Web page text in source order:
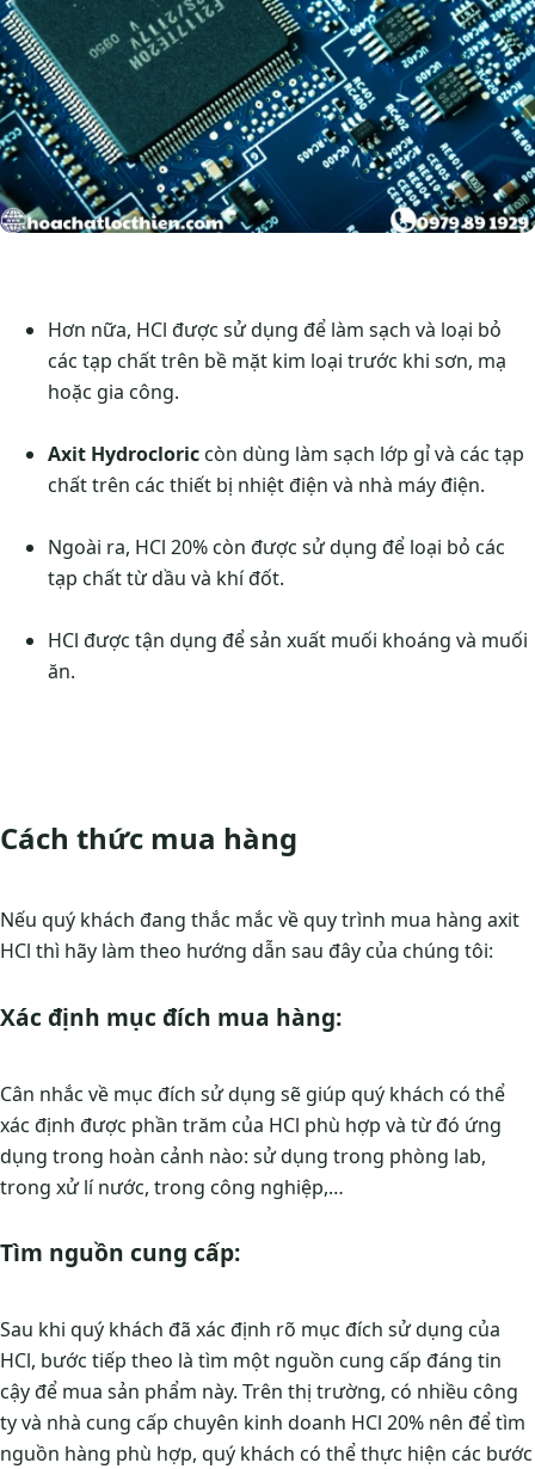
Hơn nữa, HCl được sử dụng để làm sạch và loại bỏ
các tạp chất trên bề mặt kim loại trước khi sơn, mạ
hoặc gia công.
Axit Hydrocloriccòn dùng làm sạch lớp gỉ và các tạp
chất trên các thiết bị nhiệt điện và nhà máy điện.
Ngoài ra, HCl 20% còn được sử dụng để loại bỏ các
tạp chất từ dầu và khí đốt.
HCl được tận dụng để sản xuất muối khoáng và muối
ăn.
Cách thức mua hàng
Nếu quý khách đang thắc mắc về quy trình mua hàng axit
HCl thì hãy làm theo hướng dẫn sau đây của chúng tôi:
Xác định mục đích mua hàng:
Cân nhắc về mục đích sử dụng sẽ giúp quý khách có thể
xác định được phần trăm của HCl phù hợp và từ đó ứng
dụng trong hoàn cảnh nào: sử dụng trong phòng lab,
trong xử lí nước, trong công nghiệp,…
Tìm nguồn cung cấp:
Sau khi quý khách đã xác định rõ mục đích sử dụng của
HCl, bước tiếp theo là tìm một nguồn cung cấp đáng tin
cậy để mua sản phẩm này. Trên thị trường, có nhiều công
ty và nhà cung cấp chuyên kinh doanh HCl 20% nên để tìm
nguồn hàng phù hợp, quý khách có thể thực hiện các bước